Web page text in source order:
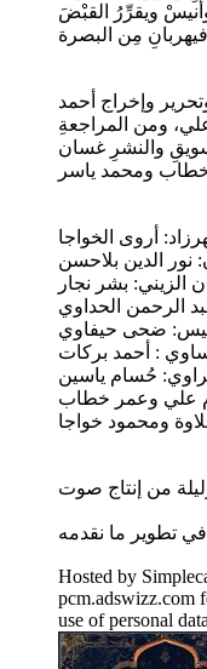
ويقرِّرُ القبْضَ
وإخراج أحمد
ومن المراجعةِ
والنشرِ غسان
الرحمن الحداوي
علي وعمر خطاب
تطوير ما نقدمه
Hosted by
pcm.adswizz.com
use of personal